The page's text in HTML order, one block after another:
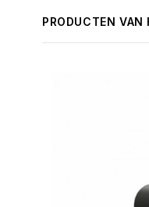
PRODUCTEN VAN